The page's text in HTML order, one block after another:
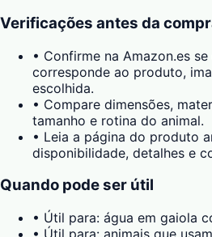
Verificações antes da
• Confirme na Amazon.es
corresponde ao produto,
escolhida.
• Compare dimensões,
tamanho e rotina do animal.
• Leia a página do produto
disponibilidade, detalhes e
Quando pode ser útil
• Útil para: água em gaiola